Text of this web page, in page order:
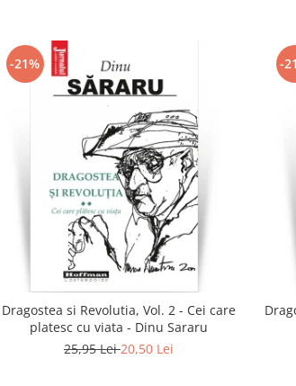
-21%
Dragostea si Revolutia, Vol. 2 - Cei care
platesc cu viata - Dinu Sararu
25,95 Lei20,50 Lei
-